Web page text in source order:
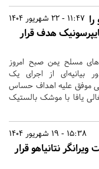
11:47 - 22 شهریور 1404
هدف قرار
مسلح یمن صبح امروز
بیانیه‌ای از اجرای یک
موفق علیه اهداف حساس
یافا با موشک بالستیک
15:38 - 19 شهریور 1404
نتانیاهو قرار